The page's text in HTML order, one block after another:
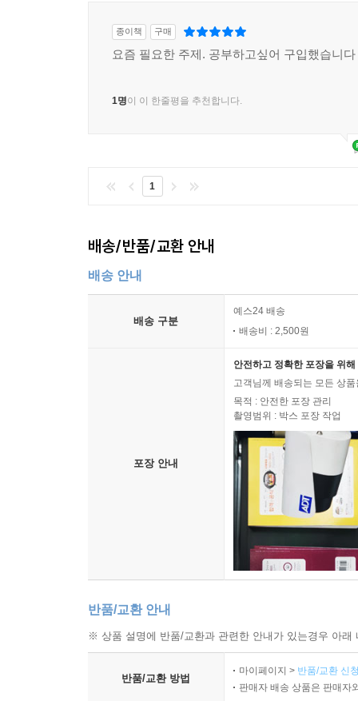
종이책 구매
요즘 필요한 주제. 공부하고싶어 구입했습니다
1명이 이 한줄평을 추천합니다.
1
배송/반품/교환 안내
배송 안내
배송 구분
예스24 배송
배송비 : 2,500원
포장 안내
안전하고 정확한 포장을 위
고객님께 배송되는 모든 상
목적 : 안전한 포장 관리
촬영범위 : 박스 포장 작업
반품/교환 안내
※ 상품 설명에 반품/교환과 관련한 안내가 있는경우 아
반품/교환 방법
마이페이지 > 반품/교환 신
판매자 배송 상품은 판매자